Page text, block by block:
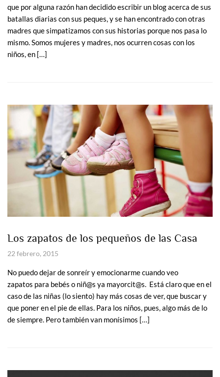
que por alguna razón han decidido escribir un blog acerca de sus
batallas diarias con sus peques, y se han encontrado con otras
madres que simpatizamos con sus historias porque nos pasa lo
mismo. Somos mujeres y madres, nos ocurren cosas con los
niños, en […]
Los zapatos de los pequeños de las Casa
22 febrero, 2015
No puedo dejar de sonreír y emocionarme cuando veo
zapatos para bebés o niñ@s ya mayorcit@s. Está claro que en el
caso de las niñas (lo siento) hay más cosas de ver, que buscar y
que poner en el pie de ellas. Para los niños, pues, algo más de lo
de siempre. Pero también van monísimos […]